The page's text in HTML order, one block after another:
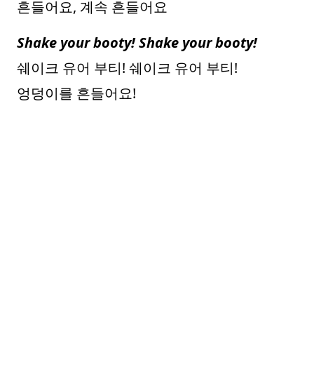
흔들어요, 계속 흔들어요
Shake your booty! Shake your booty!
쉐이크 유어 부티! 쉐이크 유어 부티!
엉덩이를 흔들어요!